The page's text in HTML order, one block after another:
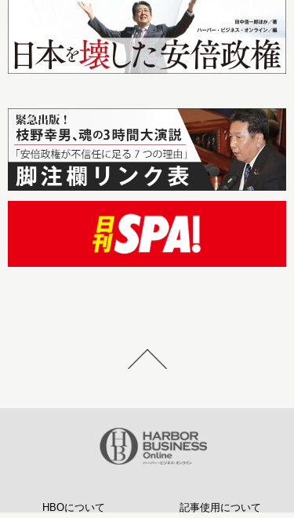
HBOについて 記事使用について